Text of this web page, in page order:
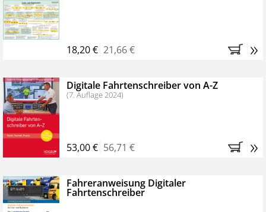
Bestellen Sie jetzt das VerkehrsRundschau Profipaket im
Kennenlern-Abo für zwei Monate (inkl. der derzeitig
Monaten brauchen Sie nichts weiter tun, das
Abonnement endet automatisch, es entstehen keine
weiteren Verpflichtungen.
18,20 € 21,66 € »
Digitale Fahrtenschreiber von A-Z
(7. Auflage 2024)
53,00 € 56,71 € »
Fahreranweisung Digitaler
Fahrtenschreiber